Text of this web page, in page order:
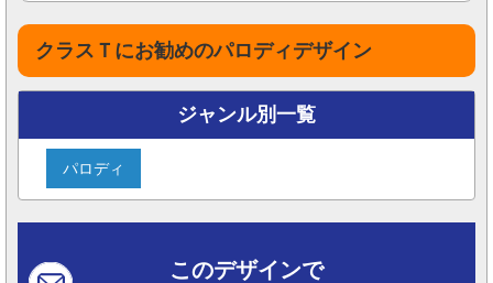
クラスＴにお勧めのパロディデザイン
ジャンル別一覧
パロディ
このデザインで